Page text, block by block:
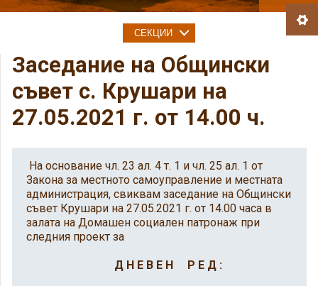
Заседание на Общински
съвет с. Крушари на
27.05.2021 г. от 14.00 ч.
На основание чл. 23 ал. 4 т. 1 и чл. 25 ал. 1 от
Закона за местното самоуправление и местната
администрация, свиквам заседание на Общински
съвет Крушари на 27.05.2021 г. от 14.00 часа в
залата на Домашен социален патронаж при
следния проект за
Д Н Е В Е Н Р Е Д :
СЕКЦИИ